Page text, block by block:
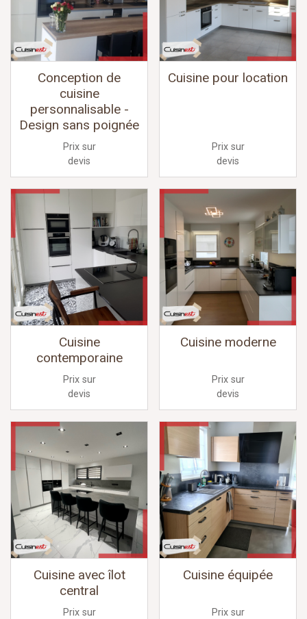
Conception de
cuisine
personnalisable -
Design sans poignée
Prix sur
devis
Cuisine pour location
Prix sur
devis
Cuisine
contemporaine
Prix sur
devis
Cuisine moderne
Prix sur
devis
Cuisine avec îlot
central
Prix sur
Cuisine équipée
Prix sur